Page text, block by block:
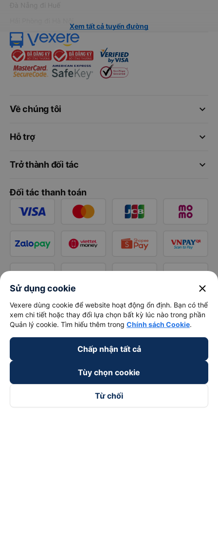
Đà Nẵng đi Huế
Xem tất cả tuyến đường
keyboard_arrow_down
Về chúng tôi
keyboard_arrow_down
Hỗ trợ
keyboard_arrow_down
Trở thành đối tác
Đối tác thanh toán
Sử dụng cookie close
Vexere dùng cookie để website hoạt động ổn định. Bạn có thể
xem chi tiết hoặc thay đổi lựa chọn bất kỳ lúc nào trong phần
Quản lý cookie. Tìm hiểu thêm trong Chính sách Cookie.
Chấp nhận tất cả
Tùy chọn cookie
Từ chối